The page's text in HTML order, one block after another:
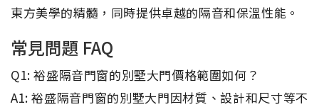
東方美學的精髓，同時提供卓越的隔音和保溫性能。
常見問題 FAQ
Q1: 裕盛隔音門窗的別墅大門價格範圍如何？
A1: 裕盛隔音門窗的別墅大門因材質、設計和尺寸等不